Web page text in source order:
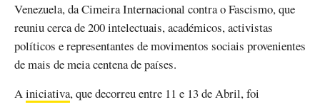
Venezuela, da Cimeira Internacional contra o Fascismo, que
reuniu cerca de 200 intelectuais, académicos, activistas
políticos e representantes de movimentos sociais provenientes
de mais de meia centena de países.
Ainiciativa, que decorreu entre 11 e 13 de Abril, foi